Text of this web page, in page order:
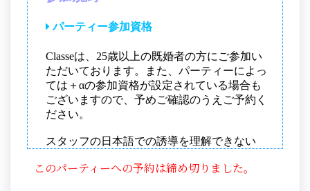
このパーティーへの予約は締め切りました。